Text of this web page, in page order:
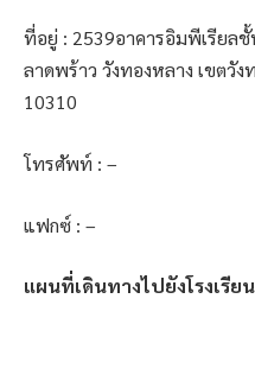
ที่อยู่ : 2539อาคารอิมพีเรียล
ลาดพร้าว วังทองหลาง เขตวั
10310
โทรศัพท์ : –
แฟกซ์ : –
แผนที่เดินทางไปยังโรงเรี